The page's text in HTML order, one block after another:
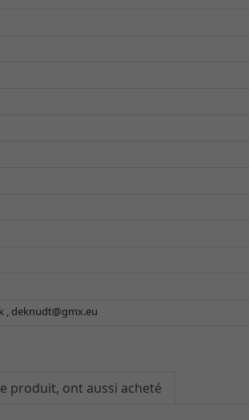
, deknudt@gmx.eu
produit, ont aussi acheté